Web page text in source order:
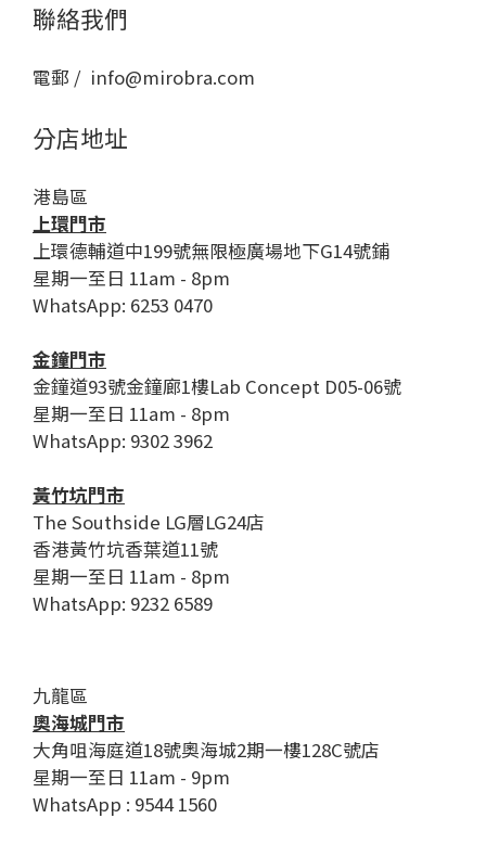
聯絡我們
電郵 / info@mirobra.com
分店地址
港島區
上環門市
上環德輔道中199號無限極廣場地下G14號鋪
星期一至日 11am - 8pm
WhatsApp: 6253 0470
金鐘門市
金鐘道93號金鐘廊1樓Lab Concept D05-06號
星期一至日 11am - 8pm
WhatsApp: 9302 3962
黃竹坑門市
The Southside LG層LG24店
香港黃竹坑香葉道11號
星期一至日 11am - 8pm
WhatsApp: 9232 6589
九龍區
奧海城門市
大角咀海庭道18號奧海城2期一樓128C號店
星期一至日 11am - 9pm
WhatsApp : 9544 1560